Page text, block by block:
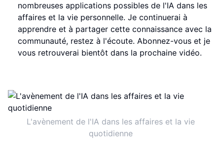
nombreuses applications possibles de l'IA dans les
affaires et la vie personnelle. Je continuerai à
apprendre et à partager cette connaissance avec la
communauté, restez à l'écoute. Abonnez-vous et je
vous retrouverai bientôt dans la prochaine vidéo.
L'avènement de l'IA dans les affaires et la vie
quotidienne